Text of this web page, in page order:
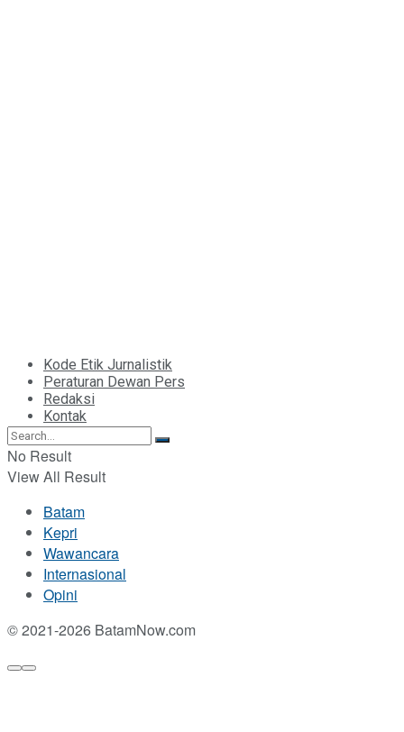
Kode Etik Jurnalistik
Peraturan Dewan Pers
Redaksi
Kontak
No Result
View All Result
Batam
Kepri
Wawancara
Internasional
Opini
© 2021-2026 BatamNow.com